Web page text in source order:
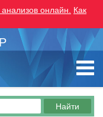
онлайн.
Как